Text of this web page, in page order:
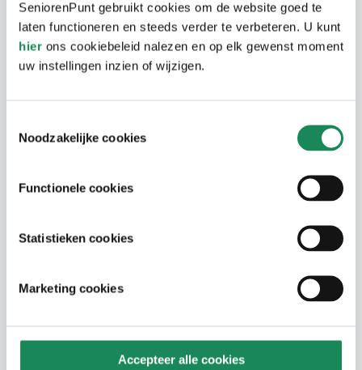
SeniorenPunt gebruikt cookies om de website goed te
laten functioneren en steeds verder te verbeteren. U kunt
hier ons cookiebeleid nalezen en op elk gewenst moment
uw instellingen inzien of wijzigen.
Noodzakelijke cookies
Functionele cookies
Statistieken cookies
Marketing cookies
Accepteer alle cookies
Totale maandelijkse kosten
De maandelijkse kosten voor wonen in
mogelijk afhankelijk van persoonlijke
Woonservicekosten € 325,69 incl. warmte,
Zorgservice Arrangement Vitalis € 157,52
Totale maandlasten € 1.166,17
Inkomenscriteria
Voor alleenstaanden maximaal bruto